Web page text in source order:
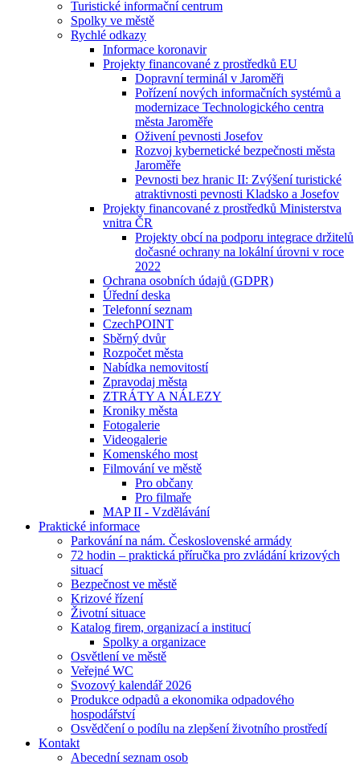
Turistické informační centrum
Spolky ve městě
Rychlé odkazy
Informace koronavir
Projekty financované z prostředků EU
Dopravní terminál v Jaroměři
Pořízení nových informačních systémů a
modernizace Technologického centra
města Jaroměře
Oživení pevnosti Josefov
Rozvoj kybernetické bezpečnosti města
Jaroměře
Pevnosti bez hranic II: Zvýšení turistické
atraktivnosti pevnosti Kladsko a Josefov
Projekty financované z prostředků Ministerstva
vnitra ČR
Projekty obcí na podporu integrace držitelů
dočasné ochrany na lokální úrovni v roce
2022
Ochrana osobních údajů (GDPR)
Úřední deska
Telefonní seznam
CzechPOINT
Sběrný dvůr
Rozpočet města
Nabídka nemovitostí
Zpravodaj města
ZTRÁTY A NÁLEZY
Kroniky města
Fotogalerie
Videogalerie
Komenského most
Filmování ve městě
Pro občany
Pro filmaře
MAP II - Vzdělávání
Praktické informace
Parkování na nám. Československé armády
72 hodin – praktická příručka pro zvládání krizových
situací
Bezpečnost ve městě
Krizové řízení
Životní situace
Katalog firem, organizací a institucí
Spolky a organizace
Osvětlení ve městě
Veřejné WC
Svozový kalendář 2026
Produkce odpadů a ekonomika odpadového
hospodářství
Osvědčení o podílu na zlepšení životního prostředí
Kontakt
Abecední seznam osob